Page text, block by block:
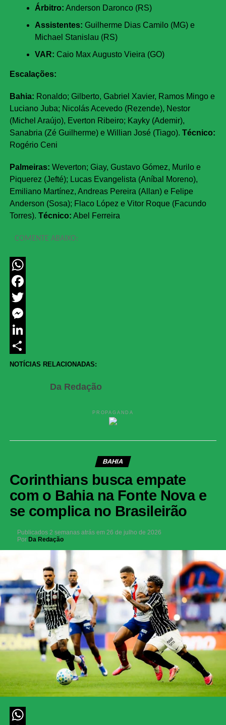
Árbitro: Anderson Daronco (RS)
Assistentes: Guilherme Dias Camilo (MG) e
Michael Stanislau (RS)
VAR: Caio Max Augusto Vieira (GO)
Escalações:
Bahia: Ronaldo; Gilberto, Gabriel Xavier, Ramos Mingo e
Luciano Juba; Nicolás Acevedo (Rezende), Nestor
(Michel Araújo), Everton Ribeiro; Kayky (Ademir),
Sanabria (Zé Guilherme) e Willian José (Tiago). Técnico:
Rogério Ceni
Palmeiras: Weverton; Giay, Gustavo Gómez, Murilo e
Piquerez (Jefté); Lucas Evangelista (Aníbal Moreno),
Emiliano Martínez, Andreas Pereira (Allan) e Felipe
Anderson (Sosa); Flaco López e Vitor Roque (Facundo
Torres). Técnico: Abel Ferreira
COMENTE ABAIXO:
WhatsApp
Facebook
Twitter
Messenger
LinkedIn
Share
NOTÍCIAS RELACIONADAS:
Da Redação
PROPAGANDA
BAHIA
Corinthians busca empate
com o Bahia na Fonte Nova e
se complica no Brasileirão
Publicados 2 semanas atrás em 26 de julho de 2026
Por Da Redação